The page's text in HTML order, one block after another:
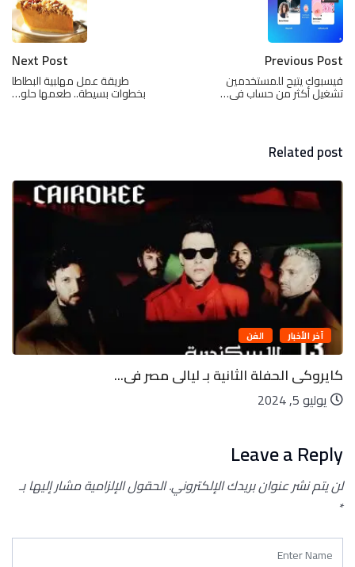
Previous Post
فيسبوك يتيح للمستخدمين
تشغيل أكثر من حساب فى…
Next Post
طريقة عمل مهلبية البطاطا
بخطوات بسيطة.. طعمها حلو…
Related post
آخر الأخبار الفن
كايروكى الحفلة الثانية بـ ليالى مصر فى...
يوليو 5, 2024
Leave a Reply
لن يتم نشر عنوان بريدك الإلكتروني.الحقول الإلزامية مشار إليها بـ
*